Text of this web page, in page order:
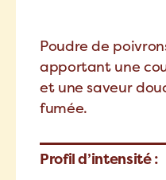
Poudre de
apportant une
et une saveur
fumée.
Profil d’intensité :